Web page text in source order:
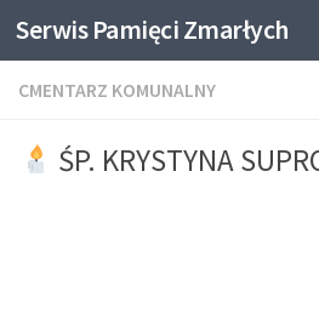
Skip to content
Serwis Pamięci Zmarłych
CMENTARZ KOMUNALNY
ŚP. KRYSTYNA